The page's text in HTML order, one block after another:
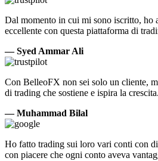
Dal momento in cui mi sono iscritto, ho
eccellente con questa piattaforma di
— Syed Ammar Ali
Con BelleoFX non sei solo un cliente,
di trading che sostiene e ispira la crescita.
— Muhammad Bilal
Ho fatto trading sui loro vari conti con
con piacere che ogni conto aveva